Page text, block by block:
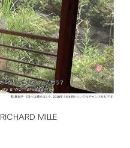
RICHARD MILLE